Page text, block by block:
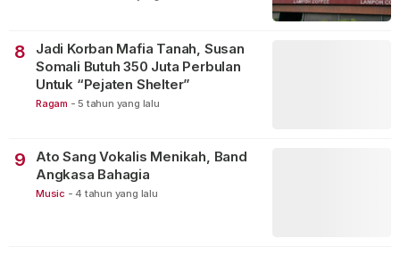
8
Jadi Korban Mafia Tanah, Susan
Somali Butuh 350 Juta Perbulan
Untuk “Pejaten Shelter”
Ragam - 5 tahun yang lalu
9
Ato Sang Vokalis Menikah, Band
Angkasa Bahagia
Music - 4 tahun yang lalu